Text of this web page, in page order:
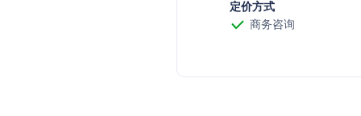
定价方式
商务咨询